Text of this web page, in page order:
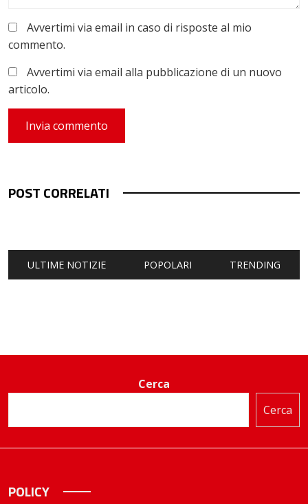
Avvertimi via email in caso di risposte al mio
commento.
Avvertimi via email alla pubblicazione di un nuovo
articolo.
POST CORRELATI
ULTIME NOTIZIE POPOLARI TRENDING
Cerca
Cerca
POLICY